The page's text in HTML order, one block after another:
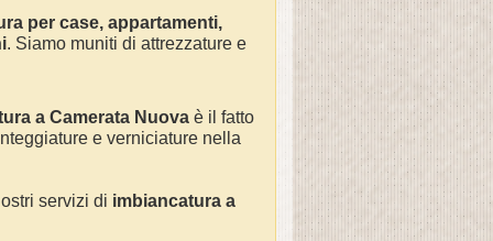
per case, appartamenti,
. Siamo muniti di attrezzature e
a Camerata Nuova è il fatto
e verniciature nella
servizi di imbiancatura a